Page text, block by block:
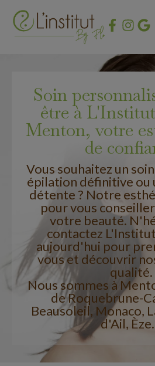
Soin
être à
Menton, votre
de
Vous souhaitez un
épilation définitive ou
détente ? Notre
pour vous
votre beauté.
contactez
aujourd'hui pour
vous et découvrir
qualité.
Nous sommes à
de Roquebrune-
Beausoleil, Monaco,
d'Ail,